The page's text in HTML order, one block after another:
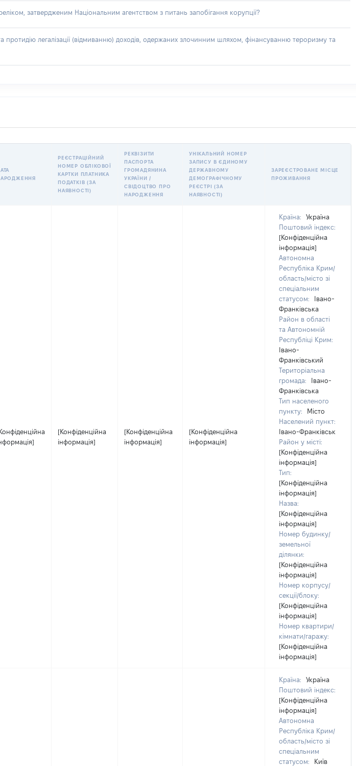
затвердженим Національним агентством з питань запобігання корупції?
протидію легалізації (відмиванню) доходів, одержаних злочинним шляхом, фінансуванню тероризму та
РЕЄСТРАЦІЙНИЙ
НОМЕР ОБЛІКОВОЇ
КАРТКИ ПЛАТНИКА
ПОДАТКІВ (ЗА
НАЯВНОСТІ)
РЕКВІЗИТИ
ПАСПОРТА
ГРОМАДЯНИНА
УКРАЇНИ /
СВІДОЦТВО ПРО
НАРОДЖЕННЯ
УНІКАЛЬНИЙ НОМЕР
ЗАПИСУ В ЄДИНОМУ
ДЕРЖАВНОМУ
ДЕМОГРАФІЧНОМУ
РЕЄСТРІ (ЗА
НАЯВНОСТІ)
ЗАРЕЄСТРОВАНЕ МІСЦЕ
ПРОЖИВАННЯ
[Конфіденційна
інформація]
[Конфіденційна
інформація]
[Конфіденційна
інформація]
Країна:
Україна
Поштовий індекс:
[Конфіденційна
інформація]
Автономна
Республіка Крим/
область/місто зі
спеціальним
статусом:
Івано-
Франківська
Район в області
та Автономній
Республіці Крим:
Івано-
Франківський
Територіальна
громада:
Івано-
Франківська
Тип населеного
пункту:
Місто
Населений пункт:
Івано-Франківськ
Район у місті:
[Конфіденційна
інформація]
Тип:
[Конфіденційна
інформація]
Назва:
[Конфіденційна
інформація]
Номер будинку/
земельної
ділянки:
[Конфіденційна
інформація]
Номер корпусу/
секції/блоку:
[Конфіденційна
інформація]
Номер квартири/
кімнати/гаражу:
[Конфіденційна
інформація]
Країна:
Україна
Поштовий індекс:
[Конфіденційна
інформація]
Автономна
Республіка Крим/
область/місто зі
спеціальним
статусом:
Київ